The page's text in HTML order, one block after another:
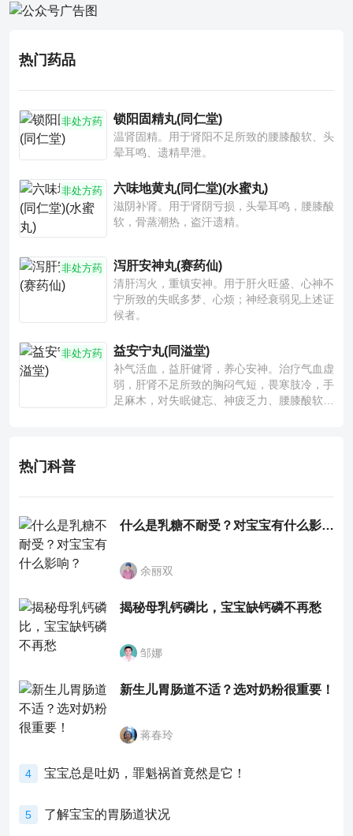
热门药品
非处方药 锁阳固精丸(同仁堂)
温肾固精。用于肾阳不足所致的腰膝酸软、头
晕耳鸣、遗精早泄。
非处方药 六味地黄丸(同仁堂)(水蜜丸)
滋阴补肾。用于肾阴亏损，头晕耳鸣，腰膝酸
软，骨蒸潮热，盗汗遗精。
非处方药 泻肝安神丸(赛药仙)
清肝泻火，重镇安神。用于肝火旺盛、心神不
宁所致的失眠多梦、心烦；神经衰弱见上述证
候者。
非处方药 益安宁丸(同溢堂)
补气活血，益肝健肾，养心安神。治疗气血虚
弱，肝肾不足所致的胸闷气短，畏寒肢冷，手
足麻木，对失眠健忘、神疲乏力、腰膝酸软也
热门科普
什么是乳糖不耐受？对宝宝有什么影响？
余丽双
揭秘母乳钙磷比，宝宝缺钙磷不再愁
邹娜
新生儿胃肠道不适？选对奶粉很重要！
蒋春玲
4 宝宝总是吐奶，罪魁祸首竟然是它！
5 了解宝宝的胃肠道状况